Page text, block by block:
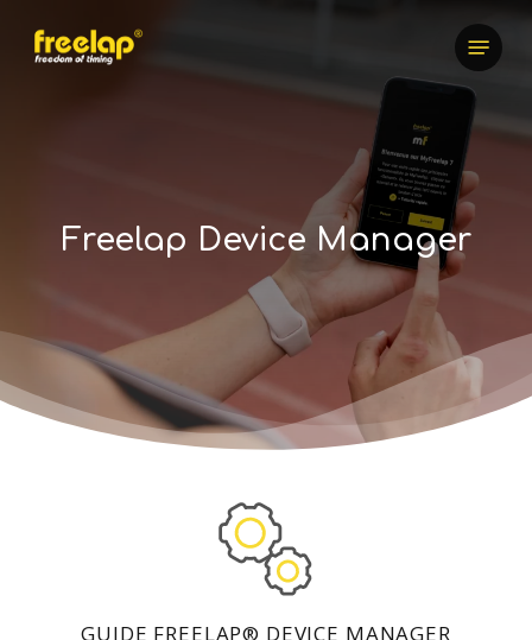
Menu
Freelap Device Manager
GUIDE FREELAP® DEVICE MANAGER